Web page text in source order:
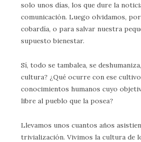
solo unos días, los que dure la
comunicación. Luego olvidamos,
cobardía, o para salvar nuestra
supuesto bienestar.
Sí, todo se tambalea, se
cultura? ¿Qué ocurre con ese
conocimientos humanos cuyo
libre al pueblo que la posea?
Llevamos unos cuantos años
trivialización. Vivimos la cultura de